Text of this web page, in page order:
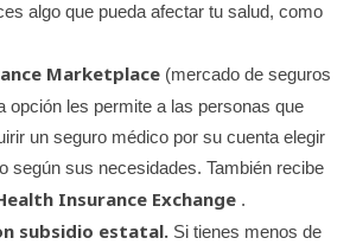
algo que pueda afectar tu salud, como
Marketplace (mercado de seguros
opción les permite a las personas que
un seguro médico por su cuenta elegir
según sus necesidades. También recibe
Insurance Exchange .
subsidio estatal. Si tienes menos de